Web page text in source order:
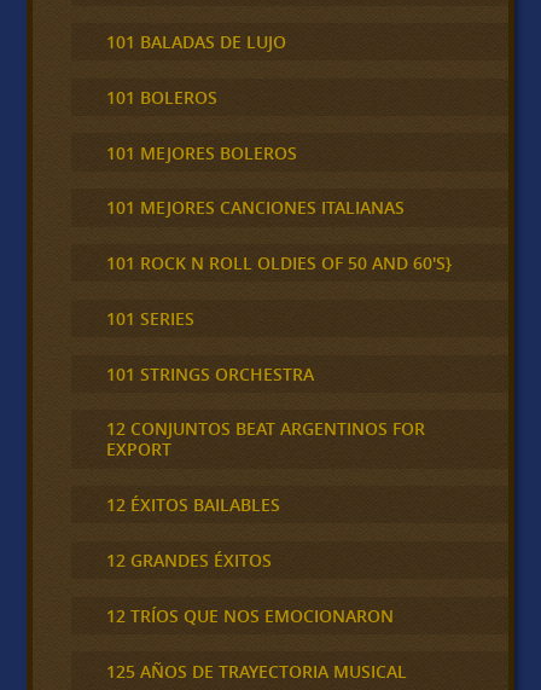
101 BALADAS DE LUJO
101 BOLEROS
101 MEJORES BOLEROS
101 MEJORES CANCIONES ITALIANAS
101 ROCK N ROLL OLDIES OF 50 AND 60'S}
101 SERIES
101 STRINGS ORCHESTRA
12 CONJUNTOS BEAT ARGENTINOS FOR
EXPORT
12 ÉXITOS BAILABLES
12 GRANDES ÉXITOS
12 TRÍOS QUE NOS EMOCIONARON
125 AÑOS DE TRAYECTORIA MUSICAL